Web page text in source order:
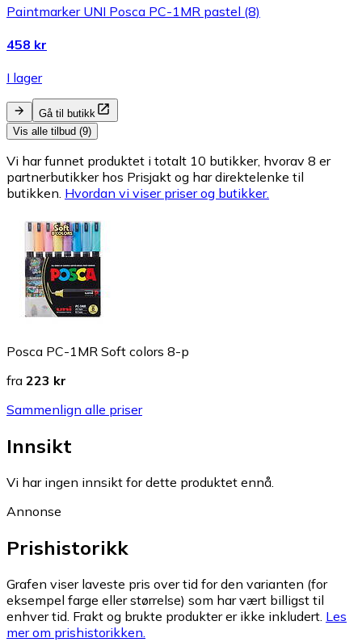
Paintmarker UNI Posca PC-1MR pastel (8)
458 kr
I lager
Gå til butikk
Vis alle tilbud (9)
Vi har funnet produktet i totalt 10 butikker, hvorav 8 er
partnerbutikker hos Prisjakt og har direktelenke til
butikken. Hvordan vi viser priser og butikker.
Posca PC-1MR Soft colors 8-p
fra 223 kr
Sammenlign alle priser
Innsikt
Vi har ingen innsikt for dette produktet ennå.
Annonse
Prishistorikk
Grafen viser laveste pris over tid for den varianten (for
eksempel farge eller størrelse) som har vært billigst til
enhver tid. Frakt og brukte produkter er ikke inkludert. Les
mer om prishistorikken.